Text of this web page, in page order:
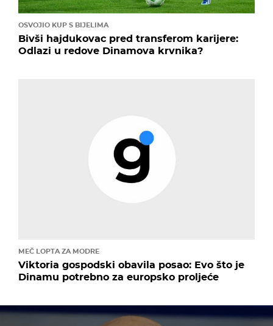
OSVOJIO KUP S BIJELIMA
Bivši hajdukovac pred transferom karijere:
Odlazi u redove Dinamova krvnika?
MEČ LOPTA ZA MODRE
Viktoria gospodski obavila posao: Evo što je
Dinamu potrebno za europsko proljeće